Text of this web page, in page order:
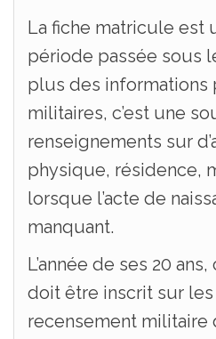
La fiche matricule est
période passée sous
plus des informations
militaires, c’est une
renseignements sur
physique, résidence,
lorsque l’acte de
manquant.
L’année de ses 20
doit être inscrit sur
recensement militaire